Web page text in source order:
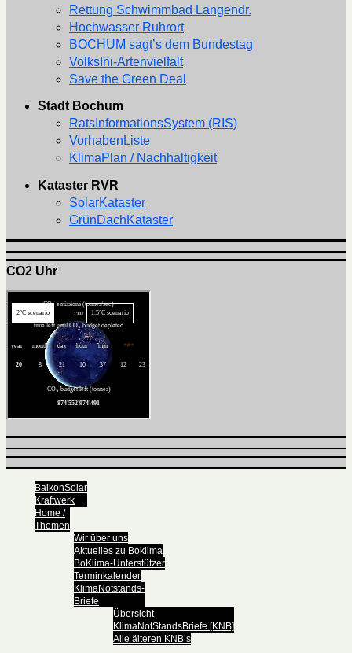
Rettung Schwimmbad Langendr.
Hochwasser Ruhrort
BOCHUM sagt’s dem Bundestag
VolksIni-Artenvielfalt
Save the Green Deal
Stadt Bochum
RatsInformationsSystem (RIS)
VorhabenListe
KlimaPlan / Nachhaltigkeit
Kataster RVR
SolarKataster
GrünDachKataster
CO2 Uhr
BalkonSolar
Kraftwerk
Home /
Themen
Wir über uns
Aktuelles zu Boklima
BoKlima-Unterstützer
Terminkalender
KlimaNotstands-
Briefe
Übersicht
KlimaNotStandsBriefe [KNB]
Alle älteren KNB’s